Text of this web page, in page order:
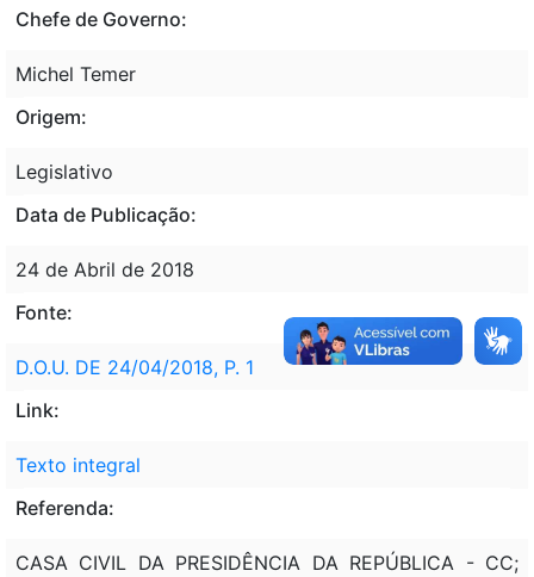
Chefe de Governo:
Michel Temer
Origem:
Legislativo
Data de Publicação:
24 de Abril de 2018
Fonte:
D.O.U. DE 24/04/2018, P. 1
Link:
Texto integral
Referenda:
CASA CIVIL DA PRESIDÊNCIA DA REPÚBLICA - CC;